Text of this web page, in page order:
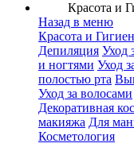
Красота и
Назад в меню
Красота и
Депиляция Уход
и ногтями Уход
полостью рта
Уход за волосами
Декоративная
макияжа Для
Косметология